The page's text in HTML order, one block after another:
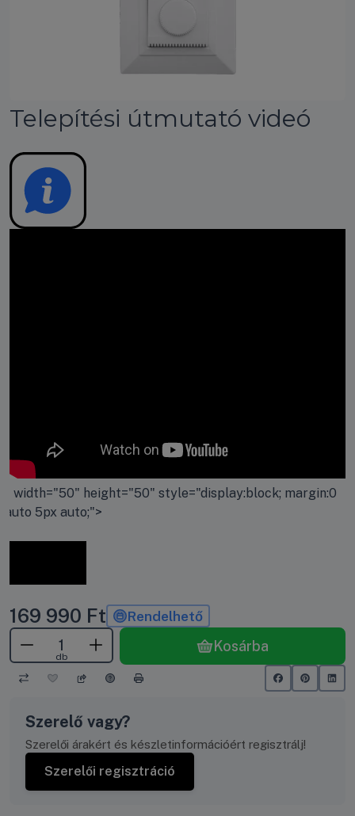
Telepítési útmutató videó
" width="50" height="50" style="display:block; margin:0
auto 5px auto;">
169 990 Ft Rendelhető
db
Kosárba
Szerelő vagy?
Szerelői árakért és készletinformációért regisztrálj!
Szerelői regisztráció